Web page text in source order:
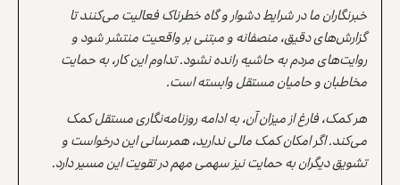
خبرنگاران ما در شرایط دشوار و گاه خطرناک فعالیت می‌کنند تا
گزارش‌های دقیق، منصفانه و مبتنی بر واقعیت منتشر شود و
روایت‌های مردم به حاشیه رانده نشود. تداوم این کار، به حمایت
مخاطبان و حامیان مستقل وابسته است.
هر کمک، فارغ از میزان آن، به ادامه روزنامه‌نگاری مستقل کمک
می‌کند. اگر امکان کمک مالی ندارید، همرسانی این درخواست و
تشویق دیگران به حمایت نیز سهمی مهم در تقویت این مسیر دارد.